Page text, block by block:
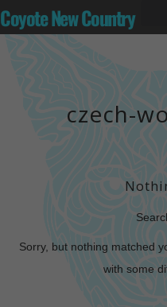
Coyote New Country
czech-
Sorry, but nothing matched
with some